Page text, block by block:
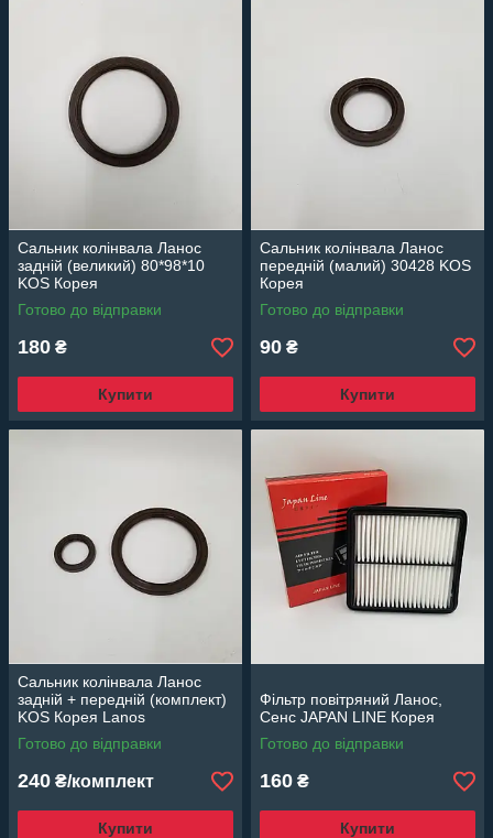
Сальник колінвала Ланос
задній (великий) 80*98*10
KOS Корея
Готово до відправки
180 ₴
Купити
Сальник колінвала Ланос
передній (малий) 30428 KOS
Корея
Готово до відправки
90 ₴
Купити
Сальник колінвала Ланос
задній + передній (комплект)
KOS Корея Lanos
1.5 Chevrolet Aveo 1.5
Готово до відправки
240 ₴/комплект
Купити
Фільтр повітряний Ланос,
Сенс JAPAN LINE Корея
Готово до відправки
160 ₴
Купити